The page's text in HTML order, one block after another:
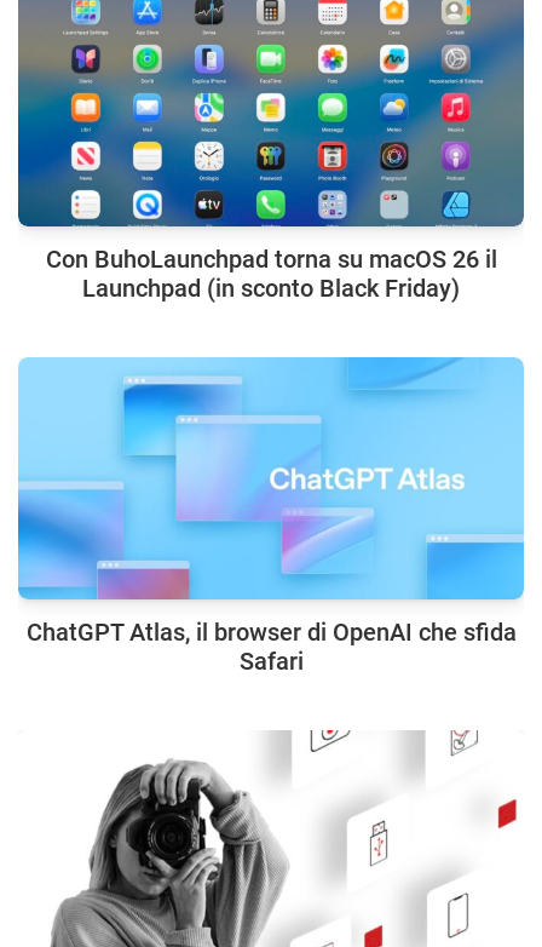
Con BuhoLaunchpad torna su macOS 26 il
Launchpad (in sconto Black Friday)
ChatGPT Atlas, il browser di OpenAI che sfida
Safari